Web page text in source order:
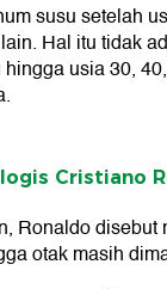
susu setelah
Hal itu tidak
usia 30,
Cristiano
Ronaldo disebut
otak masih